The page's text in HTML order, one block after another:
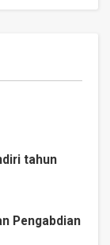
tahun
Pengabdian